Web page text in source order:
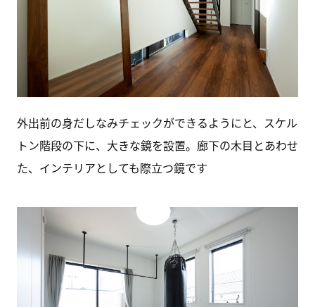
外出前の身だしなみチェックができるようにと、スケル
トン階段の下に、大きな鏡を設置。廊下の木目とあわせ
た、インテリアとしても際立つ鏡です